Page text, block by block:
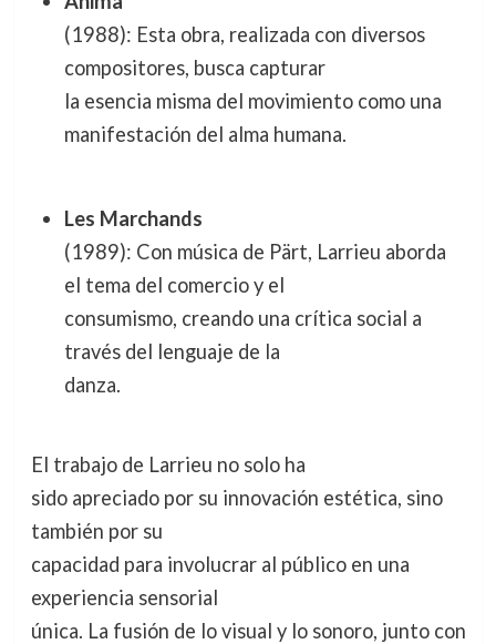
(1988): Esta obra, realizada con diversos
compositores, busca capturar
la esencia misma del movimiento como una
manifestación del alma humana.
Les Marchands
(1989): Con música de Pärt, Larrieu aborda
el tema del comercio y el
consumismo, creando una crítica social a
través del lenguaje de la
danza.
El trabajo de Larrieu no solo ha
sido apreciado por su innovación estética, sino
también por su
capacidad para involucrar al público en una
experiencia sensorial
única. La fusión de lo visual y lo sonoro, junto con